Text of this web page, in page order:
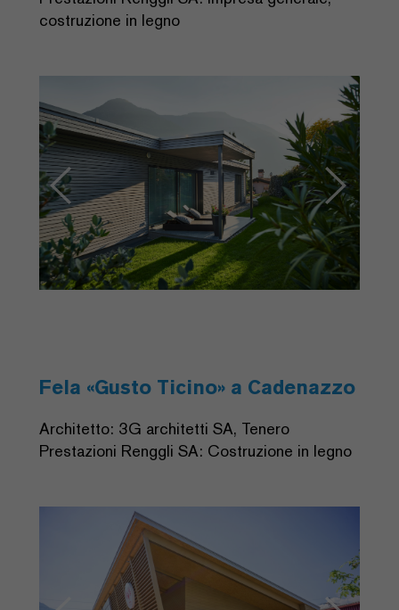
costruzione in legno
Next
Fela «Gusto Ticino» a Cadenazzo
Architetto: 3G architetti SA, Tenero
Prestazioni Renggli SA: Costruzione in legno